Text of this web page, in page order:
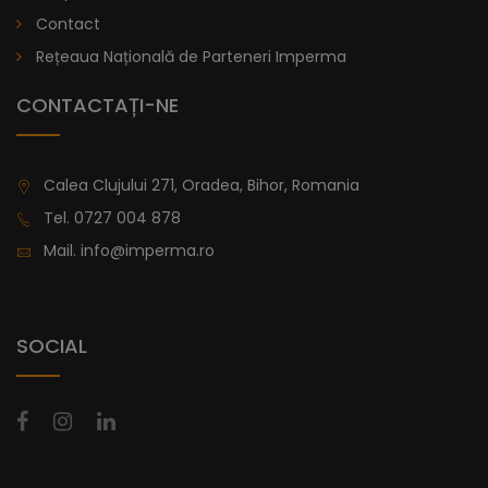
De la 996,47
Contact
Rețeaua Națională de Parteneri Imperma
CONTACTAȚI-NE
Calea Clujului 271, Oradea, Bihor, Romania
Tel. 0727 004 878
Mail. info@imperma.ro
SOCIAL